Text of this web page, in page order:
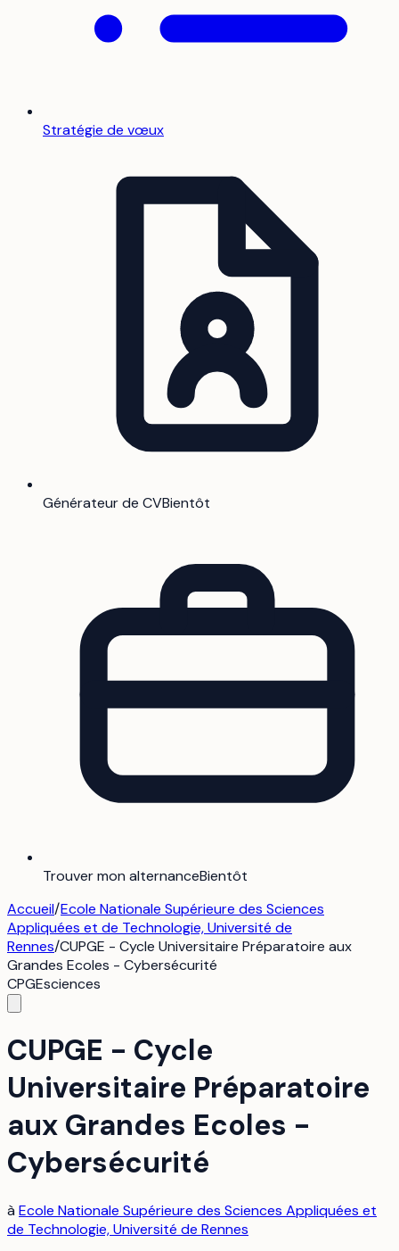
Stratégie de vœux
Générateur de CVBientôt
Trouver mon alternanceBientôt
Accueil/Ecole Nationale Supérieure des Sciences
Appliquées et de Technologie, Université de
Rennes/CUPGE - Cycle Universitaire Préparatoire aux
Grandes Ecoles - Cybersécurité
CPGEsciences
CUPGE - Cycle
Universitaire Préparatoire
aux Grandes Ecoles -
Cybersécurité
à Ecole Nationale Supérieure des Sciences Appliquées et
de Technologie, Université de Rennes